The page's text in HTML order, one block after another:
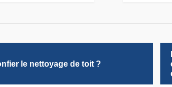
le nettoyage de toit ?